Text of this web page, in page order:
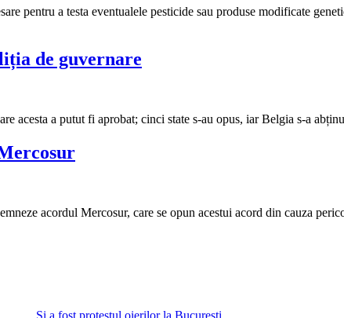
pentru a testa eventualele pesticide sau produse modificate
de guvernare
acesta a putut fi aprobat; cinci state s-au opus, iar Belgia s-a
acordul Mercosur, care se opun acestui acord din cauza
Și a fost protestul oierilor la București